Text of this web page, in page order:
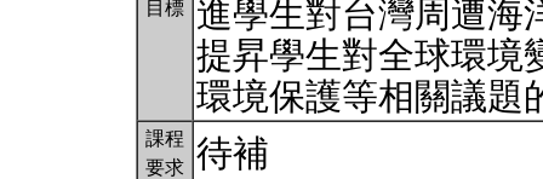
目標
進學生對台灣周遭海
提昇學生對全球環境
環境保護等相關議
課程
要求 待補